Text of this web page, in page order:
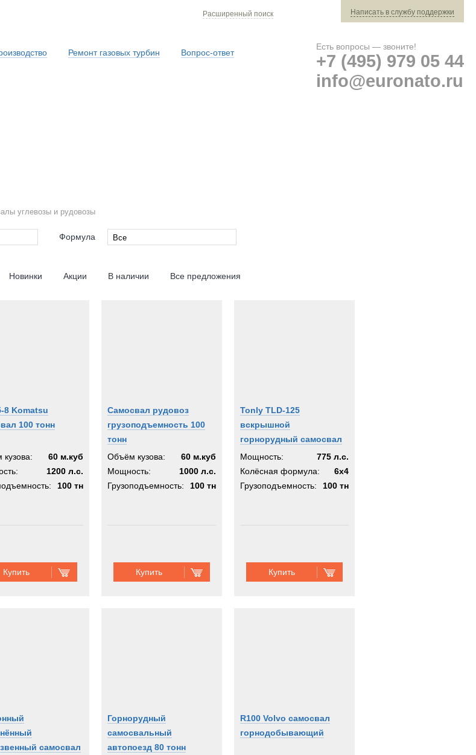
Расширенный поиск Написать в службу поддержки
Ремонт газовых турбин Вопрос-ответ
Есть вопросы — звоните!
+7 (495) 979 05 44
info@euronato.ru
углевозы и рудовозы
Формула
Все
Новинки Акции В наличии Все предложения
8 Komatsu
100 тонн
60 м.куб
1200 л.с.
100 тн
Купить
Самосвал рудовоз
грузоподъемность 100
тонн
Объём кузова:
60 м.куб
Мощность:
1000 л.с.
Грузоподъемность:
100 тн
Купить
Tonly TLD-125
вскрышной
горнорудный самосвал
Мощность:
775 л.с.
Колёсная формула:
6x4
Грузоподъемность:
100 тн
Купить
самосвал
Горнорудный
самосвальный
автопоезд 80 тонн
R100 Volvo самосвал
горнодобывающий